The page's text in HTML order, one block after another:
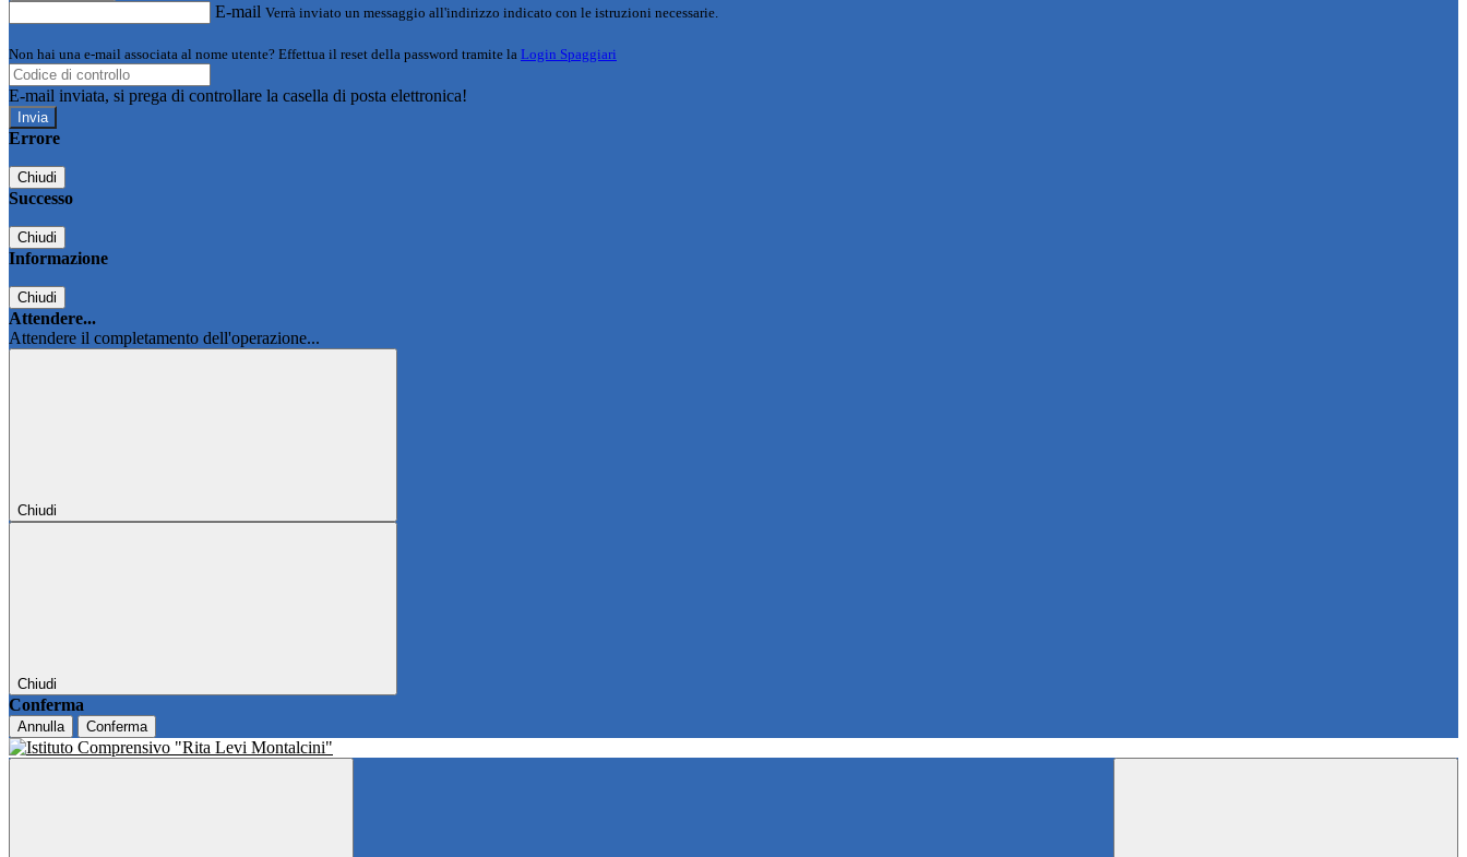
E-mail Verrà inviato un messaggio all'indirizzo indicato con le istruzioni necessarie.
Non hai una e-mail associata al nome utente? Effettua il reset della password tramite la Login Spaggiari
E-mail inviata, si prega di controllare la casella di posta elettronica!
Errore
Chiudi
Successo
Chiudi
Informazione
Chiudi
Attendere...
Attendere il completamento dell'operazione...
Chiudi
Chiudi
Conferma
Annulla Conferma